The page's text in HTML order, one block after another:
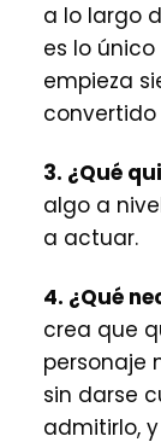
a lo largo
es lo
empieza
3. ¿Qué
algo a
a actuar.
4. ¿Qué
crea que
personaje
sin darse
admitirlo,